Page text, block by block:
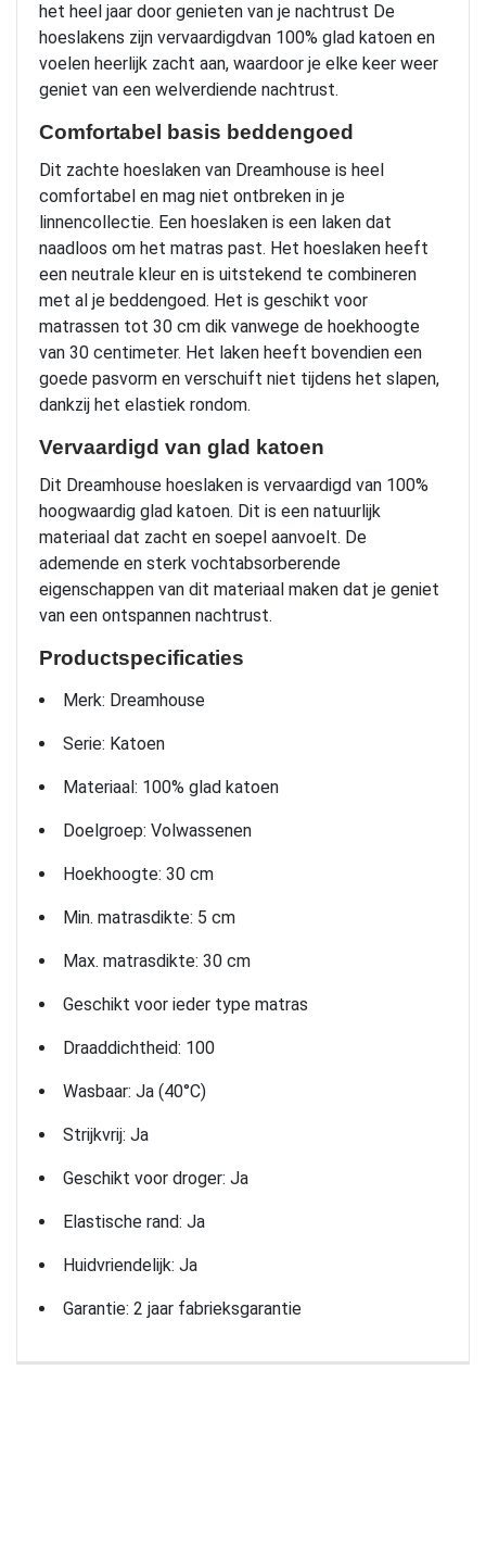
het heel jaar door genieten van je nachtrust De
hoeslakens zijn vervaardigdvan 100% glad katoen en
voelen heerlijk zacht aan, waardoor je elke keer weer
geniet van een welverdiende nachtrust.
Comfortabel basis beddengoed
Dit zachte hoeslaken van Dreamhouse is heel
comfortabel en mag niet ontbreken in je
linnencollectie. Een hoeslaken is een laken dat
naadloos om het matras past. Het hoeslaken heeft
een neutrale kleur en is uitstekend te combineren
met al je beddengoed. Het is geschikt voor
matrassen tot 30 cm dik vanwege de hoekhoogte
van 30 centimeter. Het laken heeft bovendien een
goede pasvorm en verschuift niet tijdens het slapen,
dankzij het elastiek rondom.
Vervaardigd van glad katoen
Dit Dreamhouse hoeslaken is vervaardigd van 100%
hoogwaardig glad katoen. Dit is een natuurlijk
materiaal dat zacht en soepel aanvoelt. De
ademende en sterk vochtabsorberende
eigenschappen van dit materiaal maken dat je geniet
van een ontspannen nachtrust.
Productspecificaties
Merk: Dreamhouse
Serie: Katoen
Materiaal: 100% glad katoen
Doelgroep: Volwassenen
Hoekhoogte: 30 cm
Min. matrasdikte: 5 cm
Max. matrasdikte: 30 cm
Geschikt voor ieder type matras
Draaddichtheid: 100
Wasbaar: Ja (40°C)
Strijkvrij: Ja
Geschikt voor droger: Ja
Elastische rand: Ja
Huidvriendelijk: Ja
Garantie: 2 jaar fabrieksgarantie